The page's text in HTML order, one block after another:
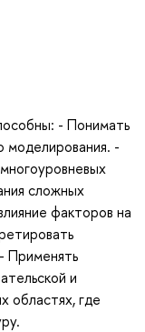
- Понимать
моделирования. -
сложных
факторов на
Применять
и
областях, где